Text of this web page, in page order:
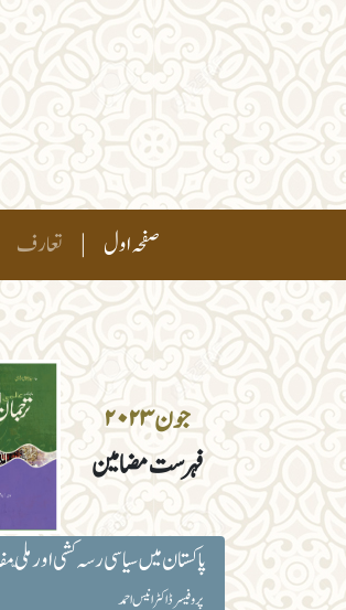
صفحہ اول | تعارف
جون ۲۰۲۳
فہرست مضامین
پاکستان میں سیاسی رسہ کشی اور ملّی
پروفیسر ڈاکٹر انیس احمد